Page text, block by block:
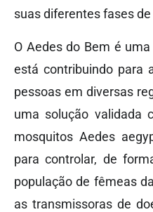
suas diferentes fases
O Aedes do Bem é
está contribuindo para
pessoas em diversas
uma solução validada
mosquitos Aedes
para controlar, de
população de fêmeas
as transmissoras de